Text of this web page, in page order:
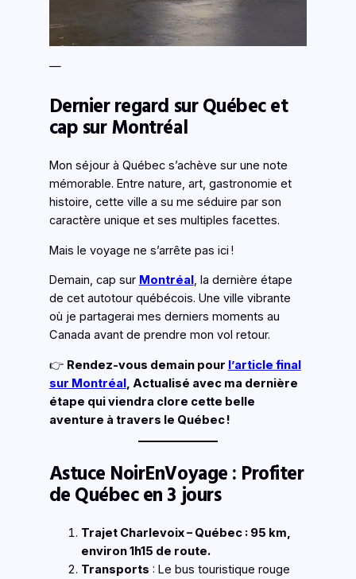
—
Dernier regard sur Québec et
cap sur Montréal
Mon séjour à Québec s’achève sur une note
mémorable. Entre nature, art, gastronomie et
histoire, cette ville a su me séduire par son
caractère unique et ses multiples facettes.
Mais le voyage ne s’arrête pas ici !
Demain, cap sur Montréal , la dernière étape
de cet autotour québécois. Une ville vibrante
où je partagerai mes derniers moments au
Canada avant de prendre mon vol retour.
👉 Rendez-vous demain pour l’article final
sur Montréal, Actualisé avec ma dernière
étape qui viendra clore cette belle
aventure à travers le Québec !
Astuce NoirEnVoyage : Profiter
de Québec en 3 jours
Trajet Charlevoix – Québec : 95 km,
environ 1h15 de route.
Transports : Le bus touristique rouge